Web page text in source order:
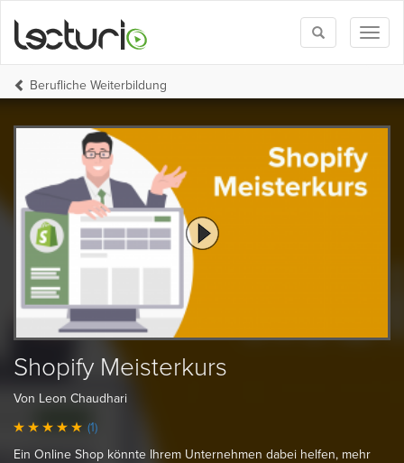
Toggle
search
Berufliche Weiterbildung
Shopify Meisterkurs
Von Leon Chaudhari
(1)
Ein Online Shop könnte Ihrem Unternehmen dabei helfen, mehr